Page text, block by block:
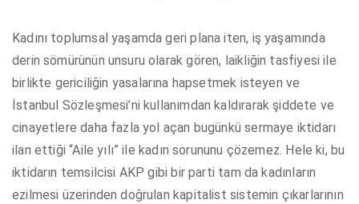
Kadını toplumsal yaşamda geri plana iten, iş yaşamında
derin sömürünün unsuru olarak gören, laikliğin tasfiyesi ile
birlikte gericiliğin yasalarına hapsetmek isteyen ve
İstanbul Sözleşmesi’ni kullanımdan kaldırarak şiddete ve
cinayetlere daha fazla yol açan bugünkü sermaye iktidarı
ilan ettiği “Aile yılı” ile kadın sorununu çözemez. Hele ki, bu
iktidarın temsilcisi AKP gibi bir parti tam da kadınların
ezilmesi üzerinden doğrulan kapitalist sistemin çıkarlarının